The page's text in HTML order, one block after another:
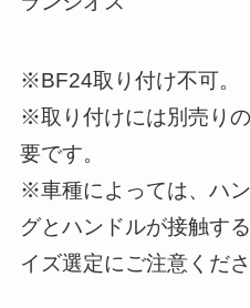
※BF24取り付け不可。
※取り付けには別売り
要です。
※車種によっては、ハ
グとハンドルが接触す
イズ選定にご注意くださ